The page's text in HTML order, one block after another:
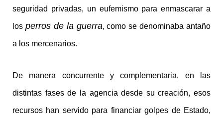
seguridad privadas, un eufemismo para enmascarar a
los perros de la guerra, como se denominaba antaño
a los mercenarios.
De manera concurrente y complementaria, en las
distintas fases de la agencia desde su creación, esos
recursos han servido para financiar golpes de Estado,